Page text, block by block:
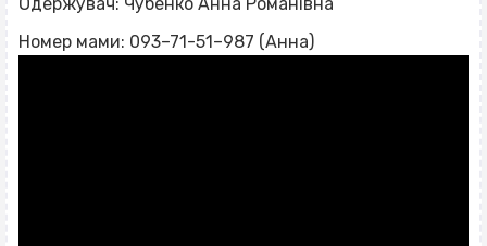
Номер мами: 093–71-51–987 (Анна)